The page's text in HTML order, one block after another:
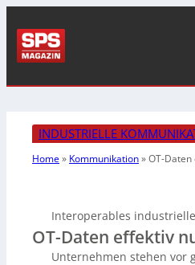
INDUSTRIELLE
Home» Kommunikation»OT-
Interoperables
OT-Daten effektiv
Unternehmen stehen vor